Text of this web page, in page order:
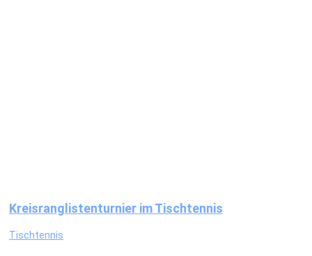
Kreisranglistenturnier im Tischtennis
Tischtennis